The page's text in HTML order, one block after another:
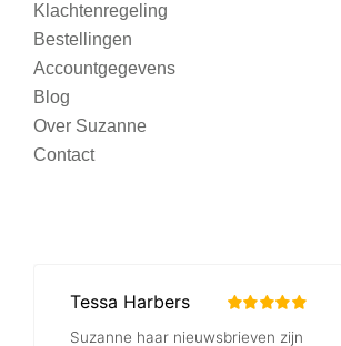
Klachtenregeling
Bestellingen
Accountgegevens
Blog
Over Suzanne
Contact